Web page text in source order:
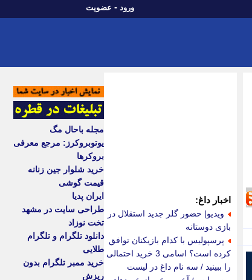
ورود - عضویت
اخبار داغ:
ویدیو| حضور گلر جدید استقلال در
بازی دوستانه
پرسپولیس با کدام بازیکنان توافق
کرده است؟ اسامی 3 خرید احتمالی
را ببینید / سه نام داغ در لیست
مجله باحال مگ
یوتوبروکرز: مرجع معرفی
بروکرها
خرید شلوار جین زنانه
قیمت گوشی
ایران پدیا
طراحی سایت در مشهد
تخت نوزاد
دانلود تلگرام و تلگرام
طلایی
خرید ممبر تلگرام بدون
ریزش